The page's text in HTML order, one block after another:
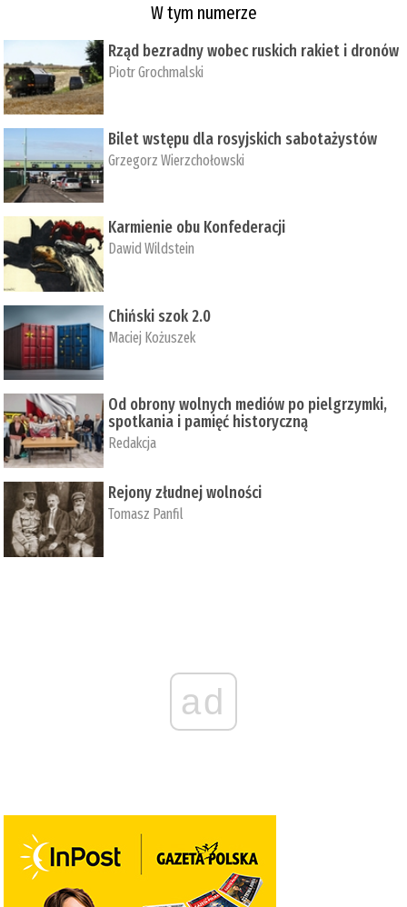
W tym numerze
Rząd bezradny wobec ruskich rakiet i dronów
Piotr Grochmalski
Bilet wstępu dla rosyjskich sabotażystów
Grzegorz Wierzchołowski
Karmienie obu Konfederacji
Dawid Wildstein
Chiński szok 2.0
Maciej Kożuszek
Od obrony wolnych mediów po pielgrzymki,
spotkania i pamięć historyczną
Redakcja
Rejony złudnej wolności
Tomasz Panfil
ad